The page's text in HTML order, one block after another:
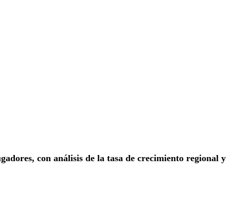
con análisis de la tasa de crecimiento regional y